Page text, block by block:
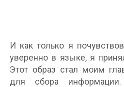
И как только я
уверенно в языке, я
Этот образ стал моим
для сбора